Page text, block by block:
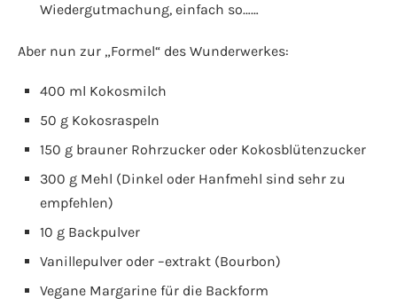
Wiedergutmachung, einfach so……
Aber nun zur „Formel“ des Wunderwerkes:
400 ml Kokosmilch
50 g Kokosraspeln
150 g brauner Rohrzucker oder Kokosblütenzucker
300 g Mehl (Dinkel oder Hanfmehl sind sehr zu
empfehlen)
10 g Backpulver
Vanillepulver oder –extrakt (Bourbon)
Vegane Margarine für die Backform